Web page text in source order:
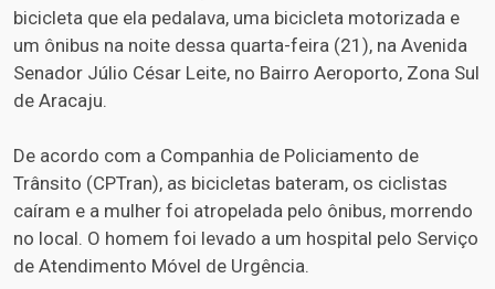
bicicleta que ela pedalava, uma bicicleta motorizada e
um ônibus na noite dessa quarta-feira (21), na Avenida
Senador Júlio César Leite, no Bairro Aeroporto, Zona Sul
de Aracaju.
De acordo com a Companhia de Policiamento de
Trânsito (CPTran), as bicicletas bateram, os ciclistas
caíram e a mulher foi atropelada pelo ônibus, morrendo
no local. O homem foi levado a um hospital pelo Serviço
de Atendimento Móvel de Urgência.